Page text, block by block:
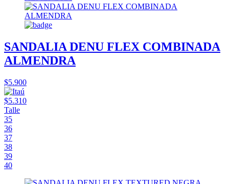
SANDALIA DENU FLEX COMBINADA
ALMENDRA
$5.900
$5.310
Talle
35
36
37
38
39
40